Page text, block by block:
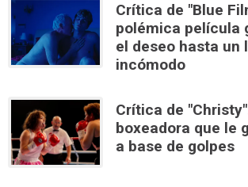
Crítica de "Blue
polémica película
el deseo hasta un
incómodo
Crítica de
boxeadora que le
a base de golpes